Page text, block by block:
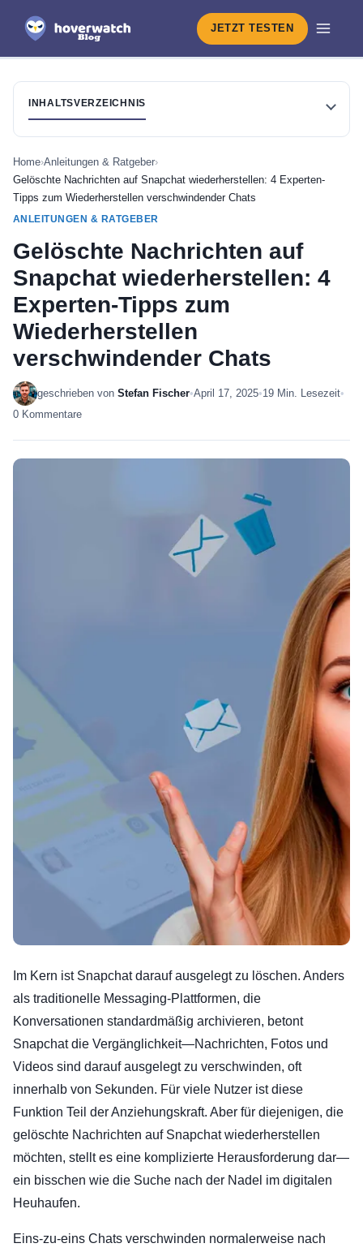
JETZT TESTEN
INHALTSVERZEICHNIS
Home›Anleitungen & Ratgeber›
Gelöschte Nachrichten auf Snapchat wiederherstellen: 4 Experten-
Tipps zum Wiederherstellen verschwindender Chats
ANLEITUNGEN & RATGEBER
Gelöschte Nachrichten auf
Snapchat wiederherstellen: 4
Experten-Tipps zum
Wiederherstellen
verschwindender Chats
geschrieben von Stefan Fischer•April 17, 2025•19 Min. Lesezeit•
0 Kommentare
Im Kern ist Snapchat darauf ausgelegt zu löschen. Anders
als traditionelle Messaging-Plattformen, die
Konversationen standardmäßig archivieren, betont
Snapchat die Vergänglichkeit—Nachrichten, Fotos und
Videos sind darauf ausgelegt zu verschwinden, oft
innerhalb von Sekunden. Für viele Nutzer ist diese
Funktion Teil der Anziehungskraft. Aber für diejenigen, die
gelöschte Nachrichten auf Snapchat wiederherstellen
möchten, stellt es eine komplizierte Herausforderung dar—
ein bisschen wie die Suche nach der Nadel im digitalen
Heuhaufen.
Eins-zu-eins Chats verschwinden normalerweise nach